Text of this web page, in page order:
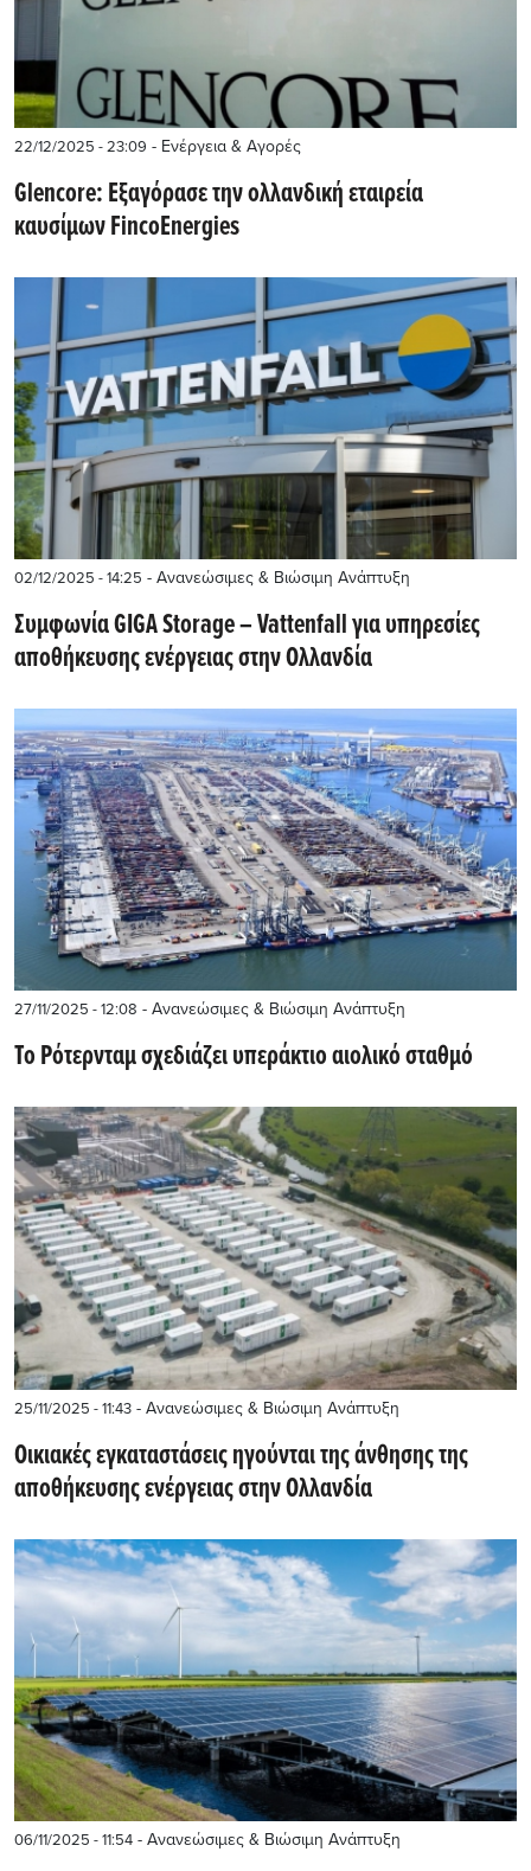
22/12/2025 - 23:09 - Ενέργεια & Αγορές
Glencore: Εξαγόρασε την ολλανδική εταιρεία
καυσίμων FincoEnergies
02/12/2025 - 14:25 - Ανανεώσιμες & Βιώσιμη Ανάπτυξη
Συμφωνία GIGA Storage – Vattenfall για υπηρεσίες
αποθήκευσης ενέργειας στην Ολλανδία
27/11/2025 - 12:08 - Ανανεώσιμες & Βιώσιμη Ανάπτυξη
Το Ρότερνταμ σχεδιάζει υπεράκτιο αιολικό σταθμό
25/11/2025 - 11:43 - Ανανεώσιμες & Βιώσιμη Ανάπτυξη
Οικιακές εγκαταστάσεις ηγούνται της άνθησης της
αποθήκευσης ενέργειας στην Ολλανδία
06/11/2025 - 11:54 - Ανανεώσιμες & Βιώσιμη Ανάπτυξη